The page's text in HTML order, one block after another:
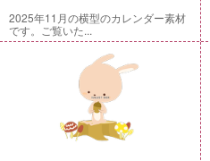
2025年11月の横型のカレンダー素材
です。ご覧いた...